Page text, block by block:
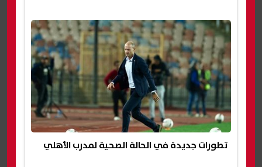
تطورات جديدة في الحالة الصحية لمدرب الأهلي